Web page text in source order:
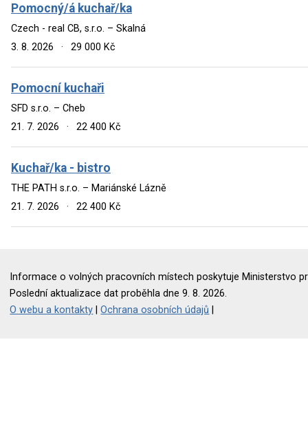
Pomocný/á kuchař/ka
Czech - real CB, s.r.o. – Skalná
3. 8. 2026
· 29 000 Kč
Pomocní kuchaři
SFD s.r.o. – Cheb
21. 7. 2026
· 22 400 Kč
Kuchař/ka - bistro
THE PATH s.r.o. – Mariánské Lázně
21. 7. 2026
· 22 400 Kč
Informace o volných pracovních místech poskytuje Ministerstvo
Poslední aktualizace dat proběhla dne 9. 8. 2026.
O webu a kontakty |Ochrana osobních údajů